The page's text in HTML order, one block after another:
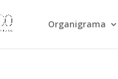
Organigrama